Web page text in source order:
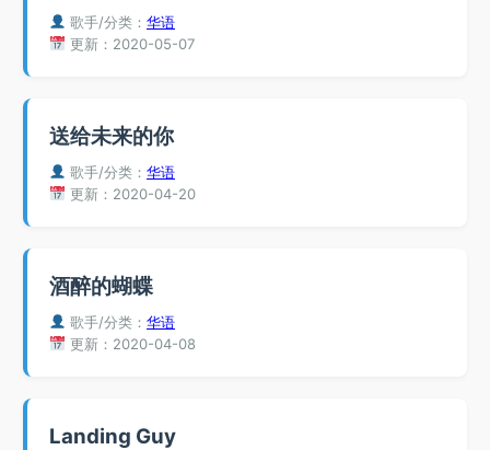
歌手/分类：华语
更新：2020-05-07
送给未来的你
歌手/分类：华语
更新：2020-04-20
酒醉的蝴蝶
歌手/分类：华语
更新：2020-04-08
Landing Guy